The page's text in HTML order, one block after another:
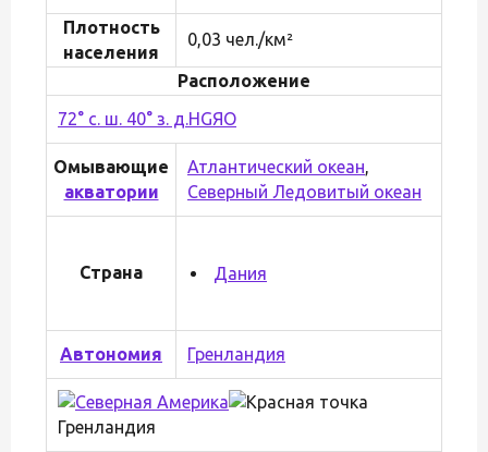
Плотность
населения
0,03 чел./км²
Расположение
72° с. ш. 40° з. д.HGЯO
Омывающие
акватории
Атлантический океан,
Северный Ледовитый океан
Страна Дания
Автономия Гренландия
Гренландия